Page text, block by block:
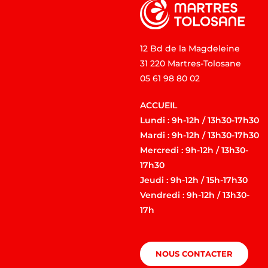
12 Bd de la Magdeleine
31 220 Martres-Tolosane
05 61 98 80 02
ACCUEIL
Lundi : 9h-12h / 13h30-17h30
Mardi : 9h-12h / 13h30-17h30
Mercredi : 9h-12h / 13h30-
17h30
Jeudi : 9h-12h / 15h-17h30
Vendredi : 9h-12h / 13h30-
17h
NOUS CONTACTER